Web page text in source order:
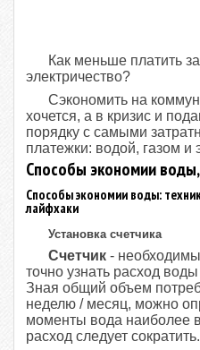
Как меньше платить за
электричество?
Сэкономить на
хочется, а в кризис и
порядку с самыми
платежки: водой, газом и
Способы экономии воды,
Способы экономии воды:
лайфхаки
Установка счетчика
Счетчик-
точно узнать расход
Зная общий объем
неделю / месяц, можно
моменты вода наиболее
расход следует сократить.